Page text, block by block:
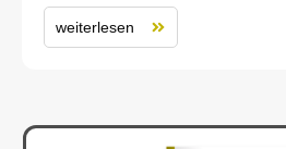
weiterlesen